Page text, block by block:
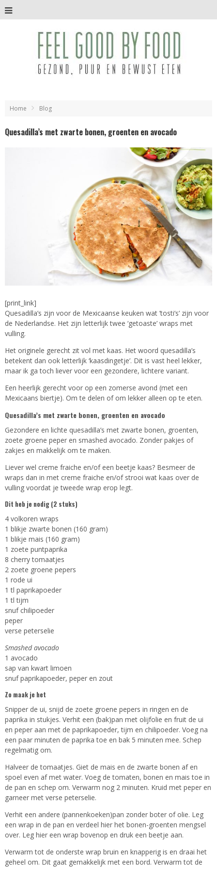
Home Blog
Quesadilla’s met zwarte bonen, groenten en avocado
[print_link]
Quesadilla’s zijn voor de Mexicaanse keuken wat ’tosti’s’ zijn voor
de Nederlandse. Het zijn letterlijk twee ‘getoaste’ wraps met
vulling.
Het originele gerecht zit vol met kaas. Het woord quesadilla’s
betekent dan ook letterlijk ‘kaasdingetje’. Dit is vast heel lekker,
maar ik ga toch liever voor een gezondere, lichtere variant.
Een heerlijk gerecht voor op een zomerse avond (met een
Mexicaans biertje). Om te delen of om lekker alleen op te eten.
Quesadilla’s met zwarte bonen, groenten en avocado
Gezondere en lichte quesadilla’s met zwarte bonen, groenten,
zoete groene peper en smashed avocado. Zonder pakjes of
zakjes en makkelijk om te maken.
Liever wel creme fraiche en/of een beetje kaas? Besmeer de
wraps dan in met creme fraiche en/of strooi wat kaas over de
vulling voordat je tweede wrap erop legt.
Dit heb je nodig (2 stuks)
4 volkoren wraps
1 blikje zwarte bonen (160 gram)
1 blikje mais (160 gram)
1 zoete puntpaprika
8 cherry tomaatjes
2 zoete groene pepers
1 rode ui
1 tl paprikapoeder
1 tl tijm
snuf chilipoeder
peper
verse peterselie
Smashed avocado
1 avocado
sap van kwart limoen
snuf paprikapoeder, peper en zout
Zo maak je het
Snipper de ui, snijd de zoete groene pepers in ringen en de
paprika in stukjes. Verhit een (bak)pan met olijfolie en fruit de ui
en peper aan met de paprikapoeder, tijm en chilipoeder. Voeg na
een paar minuten de paprika toe en bak 5 minuten mee. Schep
regelmatig om.
Halveer de tomaatjes. Giet de mais en de zwarte bonen af en
spoel even af met water. Voeg de tomaten, bonen en mais toe in
de pan en schep om. Verwarm nog 2 minuten. Kruid met peper en
garneer met verse peterselie.
Verhit een andere (pannenkoeken)pan zonder boter of olie. Leg
een wrap in de pan en verdeel hier het bonen-groenten mengsel
over. Leg hier een wrap bovenop en druk een beetje aan.
Verwarm tot de onderste wrap bruin en knapperig is en draai het
geheel om. Dit gaat gemakkelijk met een bord. Verwarm tot de